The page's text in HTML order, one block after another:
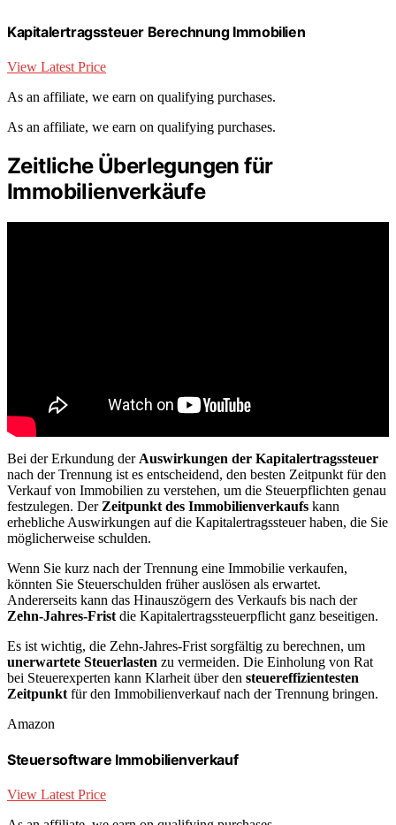
Kapitalertragssteuer Berechnung Immobilien
View Latest Price
As an affiliate, we earn on qualifying purchases.
As an affiliate, we earn on qualifying purchases.
Zeitliche Überlegungen für
Immobilienverkäufe
Bei der Erkundung der Auswirkungen der Kapitalertragssteuer
nach der Trennung ist es entscheidend, den besten Zeitpunkt für den
Verkauf von Immobilien zu verstehen, um die Steuerpflichten genau
festzulegen. Der Zeitpunkt des Immobilienverkaufs kann
erhebliche Auswirkungen auf die Kapitalertragssteuer haben, die Sie
möglicherweise schulden.
Wenn Sie kurz nach der Trennung eine Immobilie verkaufen,
könnten Sie Steuerschulden früher auslösen als erwartet.
Andererseits kann das Hinauszögern des Verkaufs bis nach der
Zehn-Jahres-Frist die Kapitalertragssteuerpflicht ganz beseitigen.
Es ist wichtig, die Zehn-Jahres-Frist sorgfältig zu berechnen, um
unerwartete Steuerlasten zu vermeiden. Die Einholung von Rat
bei Steuerexperten kann Klarheit über den steuereffizientesten
Zeitpunkt für den Immobilienverkauf nach der Trennung bringen.
Amazon
Steuersoftware Immobilienverkauf
View Latest Price